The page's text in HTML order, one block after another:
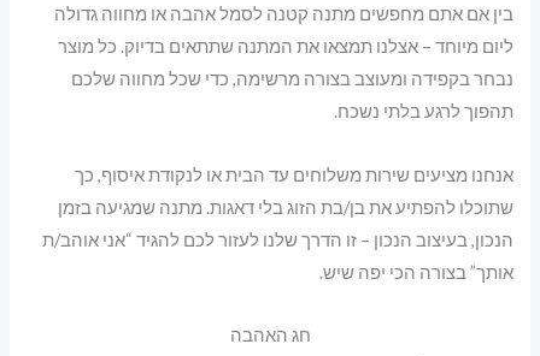
בין אם אתם מחפשים מתנה קטנה לסמל אהבה או מחווה גדולה
ליום מיוחד – אצלנו תמצאו את המתנה שתתאים בדיוק. כל מוצר
נבחר בקפידה ומעוצב בצורה מרשימה, כדי שכל מחווה שלכם
תהפוך לרגע בלתי נשכח.
אנחנו מציעים שירות משלוחים עד הבית או לנקודת איסוף, כך
שתוכלו להפתיע את בן/בת הזוג בלי דאגות. מתנה שמגיעה בזמן
הנכון, בעיצוב הנכון – זו הדרך שלנו לעזור לכם להגיד “אני אוהב/ת
אותך” בצורה הכי יפה שיש.
חג האהבה